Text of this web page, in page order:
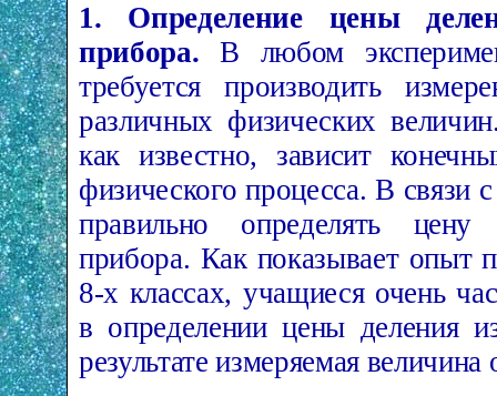
1. Определение цены
прибора.В любом
требуется производить
различных физических
как известно, зависит
физического процесса. В связи
правильно определять цену
прибора. Как показывает опыт
8-­х классах, учащиеся очень
в определении цены деления
результате измеряемая величина